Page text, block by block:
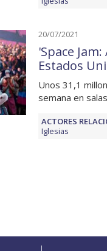
20/07/2021
'Space
Estados
Unos 31,1
semana en
ACTORES
Iglesias